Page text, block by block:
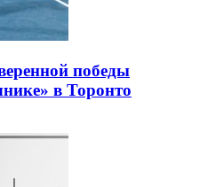
победы
в Торонто